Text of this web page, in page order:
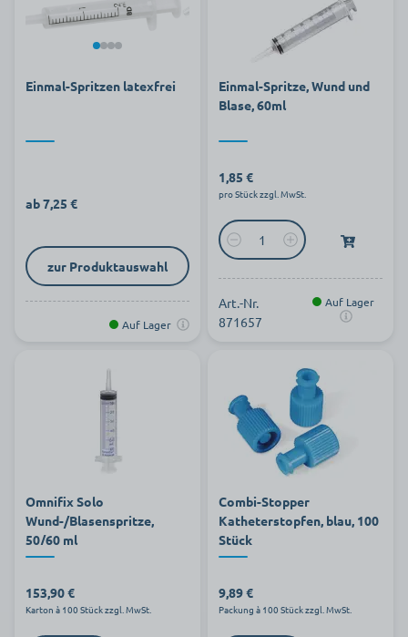
Einmal-Spritzen latexfrei
ab 7,25 €
zur Produktauswahl
Auf Lager
Einmal-Spritze, Wund und
Blase, 60ml
1,85 €
pro Stück zzgl. MwSt.
Art.-Nr.
871657
Auf Lager
Omnifix Solo
Wund-/Blasenspritze,
50/60 ml
153,90 €
Karton à 100 Stück zzgl. MwSt.
Combi-Stopper
Katheterstopfen, blau, 100
Stück
9,89 €
Packung à 100 Stück zzgl. MwSt.